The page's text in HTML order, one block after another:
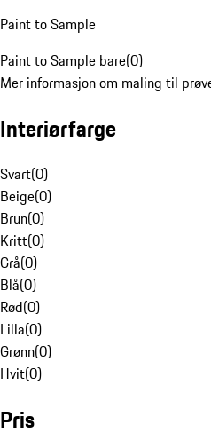
Paint to Sample
Paint to Sample bare(0)
Mer informasjon om maling til
Interiørfarge
Svart(0)
Beige(0)
Brun(0)
Kritt(0)
Grå(0)
Blå(0)
Rød(0)
Lilla(0)
Grønn(0)
Hvit(0)
Pris